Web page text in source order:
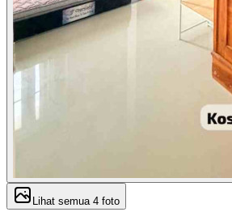
Lihat semua 4 foto